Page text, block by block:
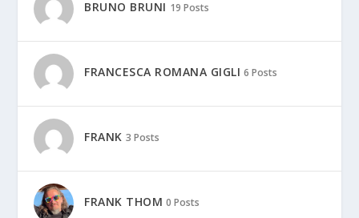
BRUNO BRUNI 19 Posts
FRANCESCA ROMANA GIGLI 6 Posts
FRANK 3 Posts
FRANK THOM 0 Posts